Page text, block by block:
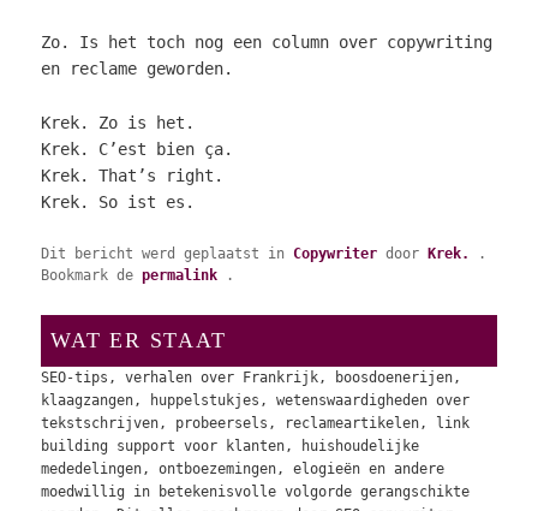
Zo. Is het toch nog een column over copywriting
en reclame geworden.
Krek. Zo is het.
Krek. C’est bien ça.
Krek. That’s right.
Krek. So ist es.
Dit bericht werd geplaatst inCopywriter doorKrek.
.
Bookmark depermalink .
WAT ER STAAT
SEO-tips, verhalen over Frankrijk, boosdoenerijen,
klaagzangen, huppelstukjes, wetenswaardigheden over
tekstschrijven, probeersels, reclameartikelen, link
building support voor klanten, huishoudelijke
mededelingen, ontboezemingen, elogieën en andere
moedwillig in betekenisvolle volgorde gerangschikte